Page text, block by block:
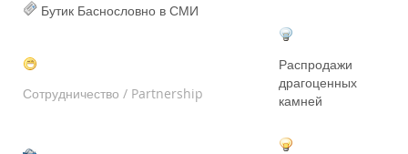
Бутик Баснословно в СМИ
Сотрудничество / Partnership
Распродажи
драгоценных
камней